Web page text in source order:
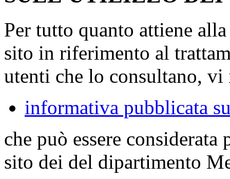
Per tutto quanto attiene
sito in riferimento al
utenti che lo consultano,
informativa pubblicata
che può essere
sito dei del dipartimento